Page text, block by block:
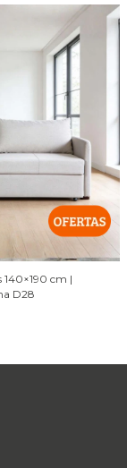
140×190 cm |
D28